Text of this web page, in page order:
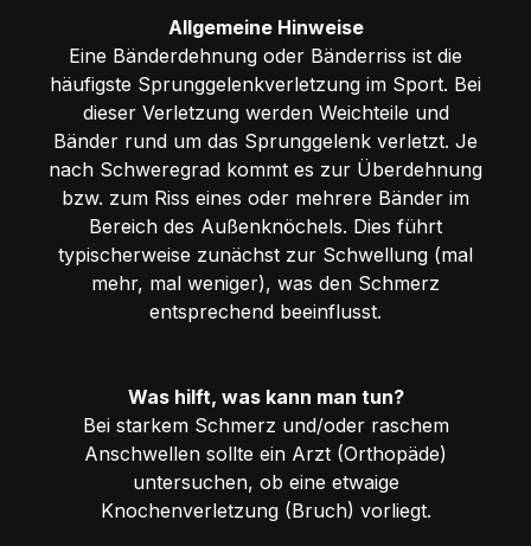
Allgemeine Hinweise
Eine Bänderdehnung oder Bänderriss ist die
häufigste Sprunggelenkverletzung im Sport. Bei
dieser Verletzung werden Weichteile und
Bänder rund um das Sprunggelenk verletzt. Je
nach Schweregrad kommt es zur Überdehnung
bzw. zum Riss eines oder mehrere Bänder im
Bereich des Außenknöchels. Dies führt
typischerweise zunächst zur Schwellung (mal
mehr, mal weniger), was den Schmerz
entsprechend beeinflusst.
Was hilft, was kann man tun?
Bei starkem Schmerz und/oder raschem
Anschwellen sollte ein Arzt (Orthopäde)
untersuchen, ob eine etwaige
Knochenverletzung (Bruch) vorliegt.